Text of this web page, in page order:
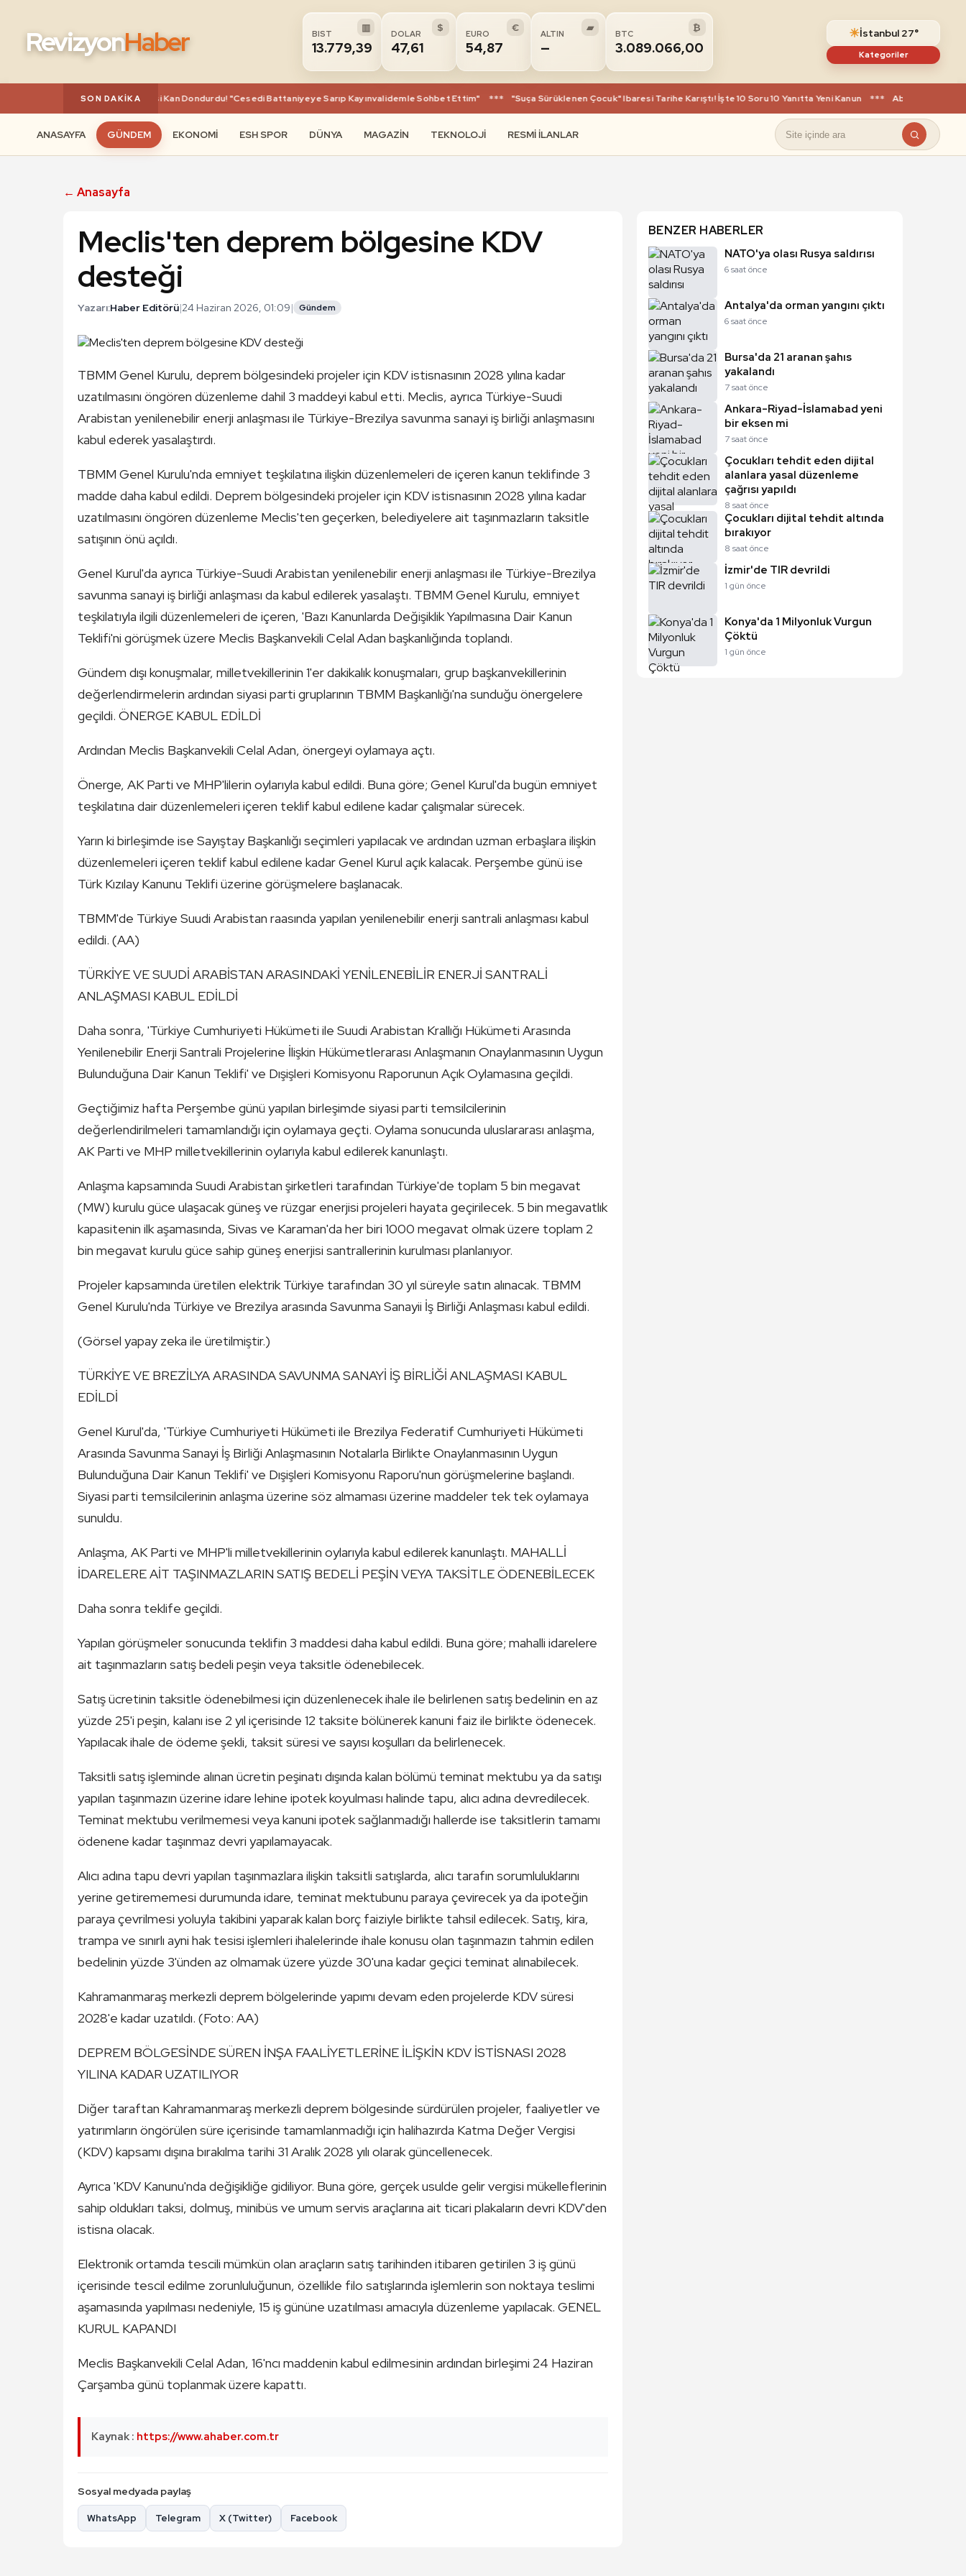
RevizyonHaber BIST
▥
13.779,39
DOLAR
$
47,61
EURO
€
54,87
ALTIN
▰
—
BTC
₿
3.089.066,00
☀İstanbul 27°
Kategoriler
SON DAKIKA
Eşini Öldüren Kocanın Ifadesi Kan Dondurdu! "Cesedi Battaniyeye Sarıp Kayınvalidemle Sohbet Ettim" *** "Suça Sürüklenen Çocuk" Ibaresi Tarihe Karıştı! İşte 10 Soru 10 Yanıtta Yeni Kanun *** Abdülhamid Han Ile
ANASAYFA GÜNDEM EKONOMI ESH SPOR DÜNYA MAGAZIN TEKNOLOJI RESMI İLANLAR
← Anasayfa
Meclis'ten deprem bölgesine KDV
desteği
Yazarı:Haber Editörü|24 Haziran 2026, 01:09| Gündem
TBMM Genel Kurulu, deprem bölgesindeki projeler için KDV istisnasının 2028 yılına kadar
uzatılmasını öngören düzenleme dahil 3 maddeyi kabul etti. Meclis, ayrıca Türkiye-Suudi
Arabistan yenilenebilir enerji anlaşması ile Türkiye-Brezilya savunma sanayi iş birliği anlaşmasını
kabul ederek yasalaştırdı.
TBMM Genel Kurulu'nda emniyet teşkilatına ilişkin düzenlemeleri de içeren kanun teklifinde 3
madde daha kabul edildi. Deprem bölgesindeki projeler için KDV istisnasının 2028 yılına kadar
uzatılmasını öngören düzenleme Meclis'ten geçerken, belediyelere ait taşınmazların taksitle
satışının önü açıldı.
Genel Kurul'da ayrıca Türkiye-Suudi Arabistan yenilenebilir enerji anlaşması ile Türkiye-Brezilya
savunma sanayi iş birliği anlaşması da kabul edilerek yasalaştı. TBMM Genel Kurulu, emniyet
teşkilatıyla ilgili düzenlemeleri de içeren, 'Bazı Kanunlarda Değişiklik Yapılmasına Dair Kanun
Teklifi'ni görüşmek üzere Meclis Başkanvekili Celal Adan başkanlığında toplandı.
Gündem dışı konuşmalar, milletvekillerinin 1'er dakikalık konuşmaları, grup başkanvekillerinin
değerlendirmelerin ardından siyasi parti gruplarının TBMM Başkanlığı'na sunduğu önergelere
geçildi. ÖNERGE KABUL EDİLDİ
Ardından Meclis Başkanvekili Celal Adan, önergeyi oylamaya açtı.
Önerge, AK Parti ve MHP'lilerin oylarıyla kabul edildi. Buna göre; Genel Kurul'da bugün emniyet
teşkilatına dair düzenlemeleri içeren teklif kabul edilene kadar çalışmalar sürecek.
Yarın ki birleşimde ise Sayıştay Başkanlığı seçimleri yapılacak ve ardından uzman erbaşlara ilişkin
düzenlemeleri içeren teklif kabul edilene kadar Genel Kurul açık kalacak. Perşembe günü ise
Türk Kızılay Kanunu Teklifi üzerine görüşmelere başlanacak.
TBMM'de Türkiye Suudi Arabistan raasında yapılan yenilenebilir enerji santrali anlaşması kabul
edildi. (AA)
TÜRKİYE VE SUUDİ ARABİSTAN ARASINDAKİ YENİLENEBİLİR ENERJİ SANTRALİ
ANLAŞMASI KABUL EDİLDİ
Daha sonra, 'Türkiye Cumhuriyeti Hükümeti ile Suudi Arabistan Krallığı Hükümeti Arasında
Yenilenebilir Enerji Santrali Projelerine İlişkin Hükümetlerarası Anlaşmanın Onaylanmasının Uygun
Bulunduğuna Dair Kanun Teklifi' ve Dışişleri Komisyonu Raporunun Açık Oylamasına geçildi.
Geçtiğimiz hafta Perşembe günü yapılan birleşimde siyasi parti temsilcilerinin
değerlendirilmeleri tamamlandığı için oylamaya geçti. Oylama sonucunda uluslararası anlaşma,
AK Parti ve MHP milletvekillerinin oylarıyla kabul edilerek kanunlaştı.
Anlaşma kapsamında Suudi Arabistan şirketleri tarafından Türkiye'de toplam 5 bin megavat
(MW) kurulu güce ulaşacak güneş ve rüzgar enerjisi projeleri hayata geçirilecek. 5 bin megavatlık
kapasitenin ilk aşamasında, Sivas ve Karaman'da her biri 1000 megavat olmak üzere toplam 2
bin megavat kurulu güce sahip güneş enerjisi santrallerinin kurulması planlanıyor.
Projeler kapsamında üretilen elektrik Türkiye tarafından 30 yıl süreyle satın alınacak. TBMM
Genel Kurulu'nda Türkiye ve Brezilya arasında Savunma Sanayii İş Birliği Anlaşması kabul edildi.
(Görsel yapay zeka ile üretilmiştir.)
TÜRKİYE VE BREZİLYA ARASINDA SAVUNMA SANAYİ İŞ BİRLİĞİ ANLAŞMASI KABUL
EDİLDİ
Genel Kurul'da, 'Türkiye Cumhuriyeti Hükümeti ile Brezilya Federatif Cumhuriyeti Hükümeti
Arasında Savunma Sanayi İş Birliği Anlaşmasının Notalarla Birlikte Onaylanmasının Uygun
Bulunduğuna Dair Kanun Teklifi' ve Dışişleri Komisyonu Raporu'nun görüşmelerine başlandı.
Siyasi parti temsilcilerinin anlaşma üzerine söz almaması üzerine maddeler tek tek oylamaya
sunuldu.
Anlaşma, AK Parti ve MHP'li milletvekillerinin oylarıyla kabul edilerek kanunlaştı. MAHALLİ
İDARELERE AİT TAŞINMAZLARIN SATIŞ BEDELİ PEŞİN VEYA TAKSİTLE ÖDENEBİLECEK
Daha sonra teklife geçildi.
Yapılan görüşmeler sonucunda teklifin 3 maddesi daha kabul edildi. Buna göre; mahalli idarelere
ait taşınmazların satış bedeli peşin veya taksitle ödenebilecek.
Satış ücretinin taksitle ödenebilmesi için düzenlenecek ihale ile belirlenen satış bedelinin en az
yüzde 25'i peşin, kalanı ise 2 yıl içerisinde 12 taksite bölünerek kanuni faiz ile birlikte ödenecek.
Yapılacak ihale de ödeme şekli, taksit süresi ve sayısı koşulları da belirlenecek.
Taksitli satış işleminde alınan ücretin peşinatı dışında kalan bölümü teminat mektubu ya da satışı
yapılan taşınmazın üzerine idare lehine ipotek koyulması halinde tapu, alıcı adına devredilecek.
Teminat mektubu verilmemesi veya kanuni ipotek sağlanmadığı hallerde ise taksitlerin tamamı
ödenene kadar taşınmaz devri yapılamayacak.
Alıcı adına tapu devri yapılan taşınmazlara ilişkin taksitli satışlarda, alıcı tarafın sorumluluklarını
yerine getirememesi durumunda idare, teminat mektubunu paraya çevirecek ya da ipoteğin
paraya çevrilmesi yoluyla takibini yaparak kalan borç faiziyle birlikte tahsil edilecek. Satış, kira,
trampa ve sınırlı ayni hak tesisi işlemleri ihalelerinde ihale konusu olan taşınmazın tahmin edilen
bedelinin yüzde 3'ünden az olmamak üzere yüzde 30'una kadar geçici teminat alınabilecek.
Kahramanmaraş merkezli deprem bölgelerinde yapımı devam eden projelerde KDV süresi
2028'e kadar uzatıldı. (Foto: AA)
DEPREM BÖLGESİNDE SÜREN İNŞA FAALİYETLERİNE İLİŞKİN KDV İSTİSNASI 2028
YILINA KADAR UZATILIYOR
Diğer taraftan Kahramanmaraş merkezli deprem bölgesinde sürdürülen projeler, faaliyetler ve
yatırımların öngörülen süre içerisinde tamamlanmadığı için halihazırda Katma Değer Vergisi
(KDV) kapsamı dışına bırakılma tarihi 31 Aralık 2028 yılı olarak güncellenecek.
Ayrıca 'KDV Kanunu'nda değişikliğe gidiliyor. Buna göre, gerçek usulde gelir vergisi mükelleflerinin
sahip oldukları taksi, dolmuş, minibüs ve umum servis araçlarına ait ticari plakaların devri KDV'den
istisna olacak.
Elektronik ortamda tescili mümkün olan araçların satış tarihinden itibaren getirilen 3 iş günü
içerisinde tescil edilme zorunluluğunun, özellikle filo satışlarında işlemlerin son noktaya teslimi
aşamasında yapılması nedeniyle, 15 iş gününe uzatılması amacıyla düzenleme yapılacak. GENEL
KURUL KAPANDI
Meclis Başkanvekili Celal Adan, 16'ncı maddenin kabul edilmesinin ardından birleşimi 24 Haziran
Çarşamba günü toplanmak üzere kapattı.
Kaynak : https://www.ahaber.com.tr
Sosyal medyada paylaş
WhatsApp Telegram X (Twitter) Facebook
BENZER HABERLER
NATO'ya olası Rusya saldırısı
6 saat önce
Antalya'da orman yangını çıktı
6 saat önce
Bursa'da 21 aranan şahıs
yakalandı
7 saat önce
Ankara-Riyad-İslamabad yeni
bir eksen mi
7 saat önce
Çocukları tehdit eden dijital
alanlara yasal düzenleme
çağrısı yapıldı
8 saat önce
Çocukları dijital tehdit altında
bırakıyor
8 saat önce
İzmir'de TIR devrildi
1 gün önce
Konya'da 1 Milyonluk Vurgun
Çöktü
1 gün önce